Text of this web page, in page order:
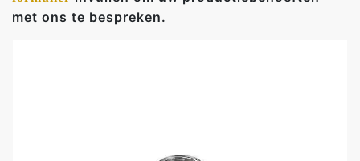
met ons te bespreken.